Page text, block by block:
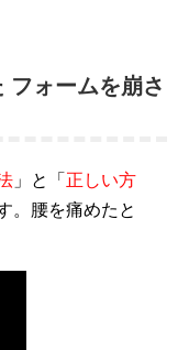
フォームを崩さ
」と「正しい方
。腰を痛めたと